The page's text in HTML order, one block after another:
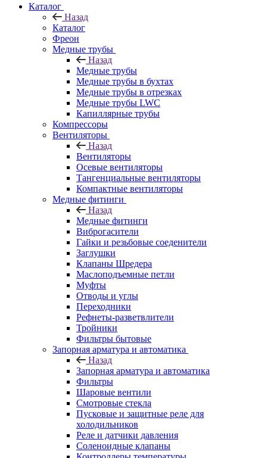
Каталог
Назад
Каталог
Фреон
Медные трубы
Назад
Медные трубы
Медные трубы в бухтах
Медные трубы в отрезках
Медные трубы LWC
Капиллярные трубы
Компрессоры
Вентиляторы
Назад
Вентиляторы
Осевые вентиляторы
Тангенциальные вентиляторы
Компактные вентиляторы
Медные фитинги
Назад
Медные фитинги
Виброгасители
Гайки и резьбовые соеденители
Заглушки
Клапаны Шредера
Маслоподъемные петли
Муфты
Отводы и углы
Переходники
Рефнеты-разветвлители
Тройники
Фильтры бытовые
Запорная арматура и автоматика
Назад
Запорная арматура и автоматика
Фильтры
Шаровые вентили
Смотровые стекла
Пусковые и защитные реле для
холодильников
Реле и датчики давления
Соленоидные клапаны